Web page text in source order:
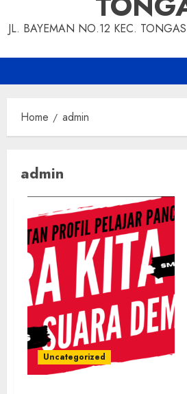
JL. BAYEMAN NO.12 KEC.
Home admin
admin
Uncategorized